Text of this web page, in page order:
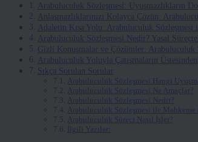
Arabuluculuk Sözleşmesi: Uyuşmazlıkların
Anlaşmazlıklarınızı Kolayca Çözün:
Adaletin Kısa Yolu: Arabuluculuk Sözleşmesi
Arabuluculuk Sözleşmesi Nedir? Yasal
Gizli Konuşmalar ve Çözümler: Arabuluculuk
Arabuluculuk Yoluyla Çatışmaların Üstesinden
Sıkça Sorulan Sorular
Arabuluculuk Sözleşmesi Hangi
Arabuluculuk Sözleşmesi Ne Amaçlar?
Arabuluculuk Sözleşmesi Nedir?
Arabuluculuk Sözleşmesi ile Mahkeme
Arabuluculuk Süreci Nasıl İşler?
İlgili Yazılar: